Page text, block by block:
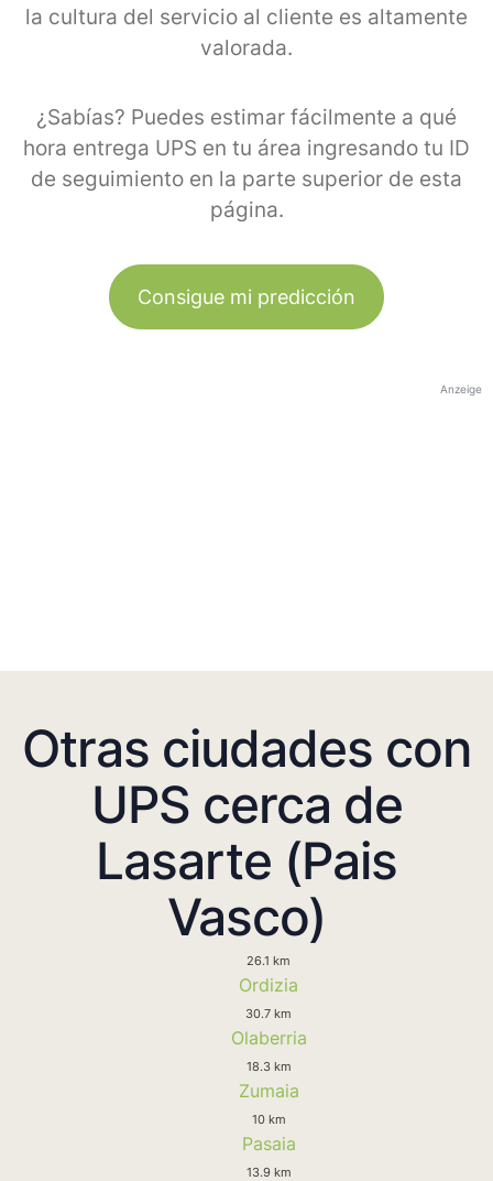
la cultura del servicio al cliente es altamente
valorada.
¿Sabías? Puedes estimar fácilmente a qué
hora entrega UPS en tu área ingresando tu ID
de seguimiento en la parte superior de esta
página.
Consigue mi predicción
Anzeige
Otras ciudades con
UPS cerca de
Lasarte (Pais
Vasco)
26.1 km
Ordizia
30.7 km
Olaberria
18.3 km
Zumaia
10 km
Pasaia
13.9 km